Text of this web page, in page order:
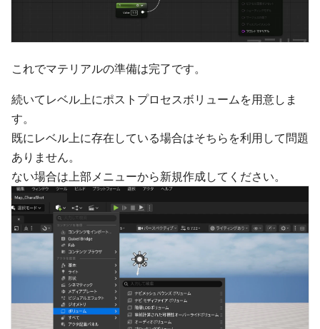
これでマテリアルの準備は完了です。
続いてレベル上にポストプロセスボリュームを用意しま
す。
既にレベル上に存在している場合はそちらを利用して問題
ありません。
ない場合は上部メニューから新規作成してください。